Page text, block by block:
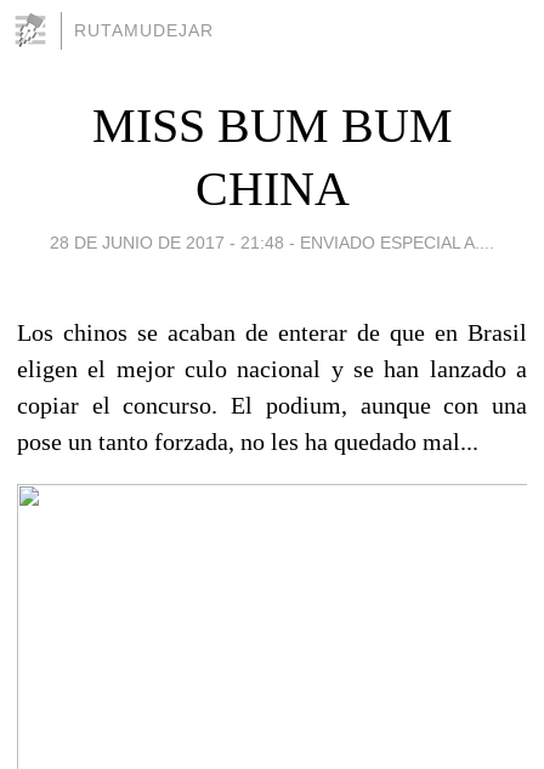
RUTAMUDEJAR
MISS BUM BUM
CHINA
28 DE JUNIO DE 2017 - 21:48 - ENVIADO ESPECIAL A....
Los chinos se acaban de enterar de que en Brasil
eligen el mejor culo nacional y se han lanzado a
copiar el concurso. El podium, aunque con una
pose un tanto forzada, no les ha quedado mal...